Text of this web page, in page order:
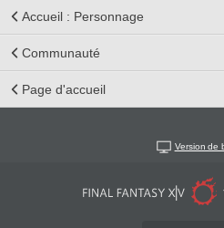
Accueil : Personnage
Communauté
Page d'accueil
Version de